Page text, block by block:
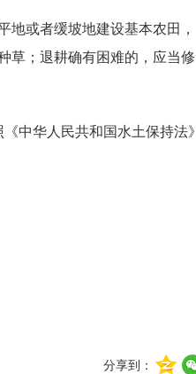
地或者缓坡地建设基本农田，
草；退耕确有困难的，应当修
中华人民共和国水土保持法》
分享到：